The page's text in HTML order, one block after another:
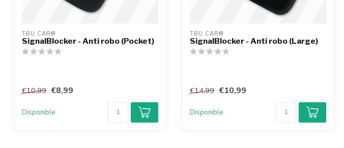
TBU CAR®
SignalBlocker - Anti robo (Pocket)
€10,99 €8,99
Disponible
TBU CAR®
SignalBlocker - Anti robo (Large)
€14,99 €10,99
Disponible